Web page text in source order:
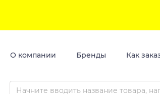
О компании Бренды Как